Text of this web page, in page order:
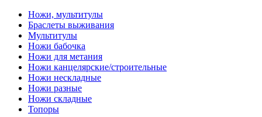
Ножи, мультитулы
Браслеты выживания
Мультитулы
Ножи бабочка
Ножи для метания
Ножи канцелярские/строительные
Ножи нескладные
Ножи разные
Ножи складные
Топоры